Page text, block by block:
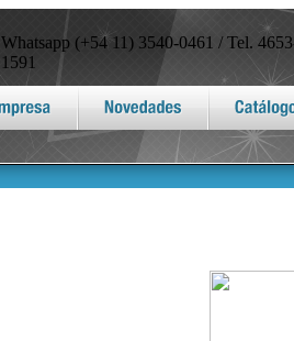
Whatsapp (+54 11) 3540-0461 / Tel.
1591